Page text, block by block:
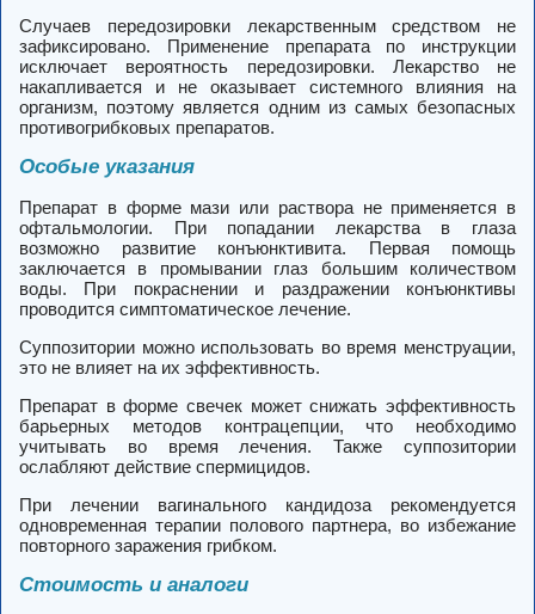
Случаев передозировки лекарственным средством не
зафиксировано. Применение препарата по инструкции
исключает вероятность передозировки. Лекарство не
накапливается и не оказывает системного влияния на
организм, поэтому является одним из самых безопасных
противогрибковых препаратов.
Особые указания
Препарат в форме мази или раствора не применяется в
офтальмологии. При попадании лекарства в глаза
возможно развитие конъюнктивита. Первая помощь
заключается в промывании глаз большим количеством
воды. При покраснении и раздражении конъюнктивы
проводится симптоматическое лечение.
Суппозитории можно использовать во время менструации,
это не влияет на их эффективность.
Препарат в форме свечек может снижать эффективность
барьерных методов контрацепции, что необходимо
учитывать во время лечения. Также суппозитории
ослабляют действие спермицидов.
При лечении вагинального кандидоза рекомендуется
одновременная терапии полового партнера, во избежание
повторного заражения грибком.
Стоимость и аналоги